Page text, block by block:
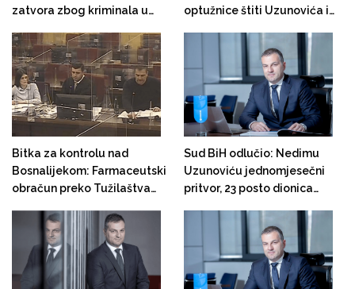
zatvora zbog kriminala u
optužnice štiti Uzunovića i
Bitka za kontrolu nad
Bosnalijekom: Farmaceutski
obračun preko Tužilaštva
Sud BiH odlučio: Nedimu
Uzunoviću jednomjesečni
pritvor, 23 posto dionica